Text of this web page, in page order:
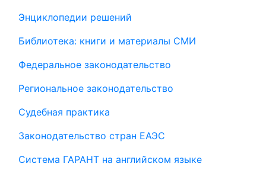
Энциклопедии решений
Библиотека: книги и материалы СМИ
Федеральное законодательство
Региональное законодательство
Судебная практика
Законодательство стран ЕАЭС
Система ГАРАНТ на английском языке